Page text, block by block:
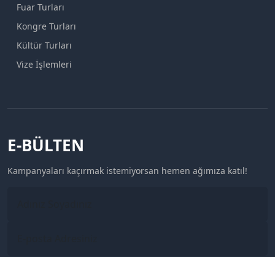
Fuar Turları
Kongre Turları
Kültür Turları
Vize İşlemleri
E-BÜLTEN
Kampanyaları kaçırmak istemiyorsan hemen ağımıza katıl!